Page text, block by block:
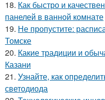
18. Как быстро и
панелей в ванной комнате
19. Не пропустите:
Томске
20. Какие традиции и
Казани
21. Узнайте, как
светодиода